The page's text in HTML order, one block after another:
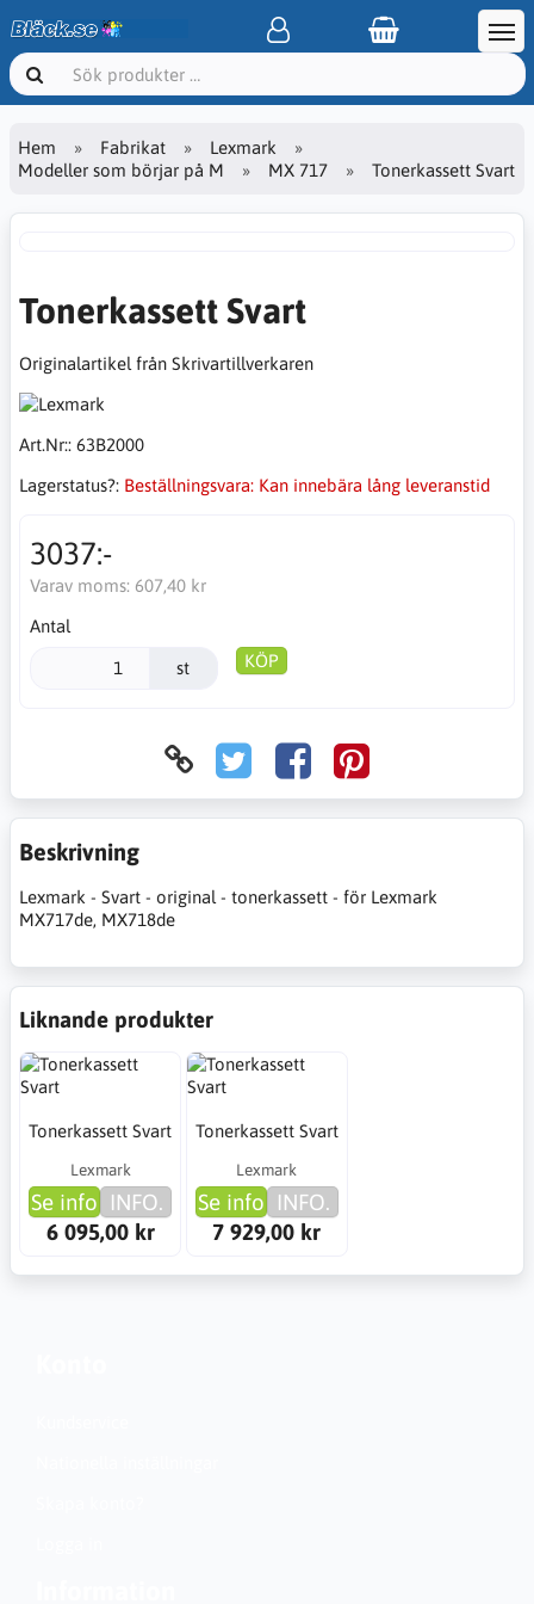
Hem Fabrikat
Lexmark
Modeller som börjar på M
MX 717 Tonerkassett Svart
Tonerkassett Svart
Originalartikel från Skrivartillverkaren
Art.Nr:: 63B2000
Lagerstatus?: Beställningsvara: Kan innebära lång leveranstid
3037:-
Varav moms: 607,40 kr
Antal
st KÖP
Beskrivning
Lexmark - Svart - original - tonerkassett - för Lexmark
MX717de, MX718de
Liknande produkter
Tonerkassett Svart
Lexmark
Se info INFO.
6 095,00 kr
Tonerkassett Svart
Lexmark
Se info INFO.
7 929,00 kr